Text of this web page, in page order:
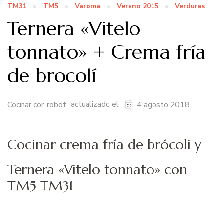
TM31
TM5 Varoma Verano 2015 Verduras
Ternera «Vitelo
tonnato» + Crema fría
de brocolí
Cocinar con robot actualizado el 4 agosto 2018
Cocinar crema fría de brócoli y
Ternera «Vitelo tonnato» con
TM5 TM31